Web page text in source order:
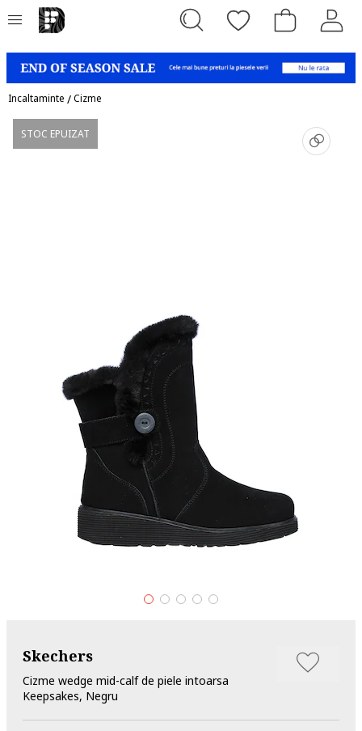
Incaltaminte /Cizme
STOC EPUIZAT
Skechers
Cizme wedge mid-calf de piele intoarsa
Keepsakes, Negru